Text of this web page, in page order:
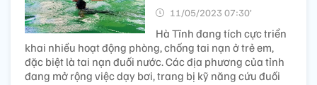
11/05/2023 07:30’
Hà Tĩnh đang tích cực triển
khai nhiều hoạt động phòng, chống tai nạn ở trẻ em,
đặc biệt là tai nạn đuối nước. Các địa phương của tỉnh
đang mở rộng việc dạy bơi, trang bị kỹ năng cứu đuối